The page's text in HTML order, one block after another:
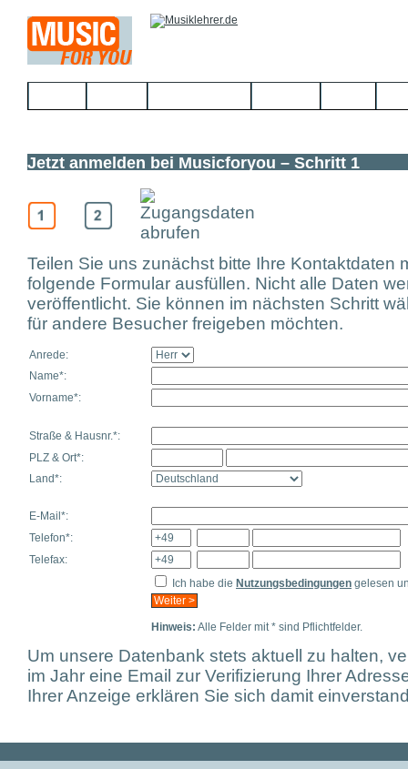
Jetzt anmelden bei Musicforyou – Schritt 1
Teilen Sie uns zunächst bitte Ihre Kontaktdaten
folgende Formular ausfüllen. Nicht alle Daten
veröffentlicht. Sie können im nächsten Schritt
für andere Besucher freigeben möchten.
Anrede:
Name*:
Vorname*:
Straße & Hausnr.*:
PLZ & Ort*:
Land*:
E-Mail*:
Telefon*:
Telefax:
Ich habe die Nutzungsbedingungen gelesen
Hinweis: Alle Felder mit * sind Pflichtfelder.
Um unsere Datenbank stets aktuell zu halten,
im Jahr eine Email zur Verifizierung Ihrer
Ihrer Anzeige erklären Sie sich damit